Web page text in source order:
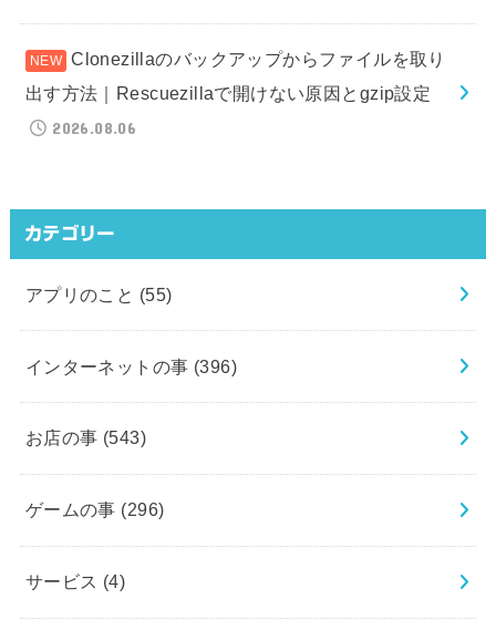
Clonezillaのバックアップからファイルを取り
出す方法｜Rescuezillaで開けない原因とgzip設定
2026.08.06
カテゴリー
アプリのこと (55)
インターネットの事 (396)
お店の事 (543)
ゲームの事 (296)
サービス (4)